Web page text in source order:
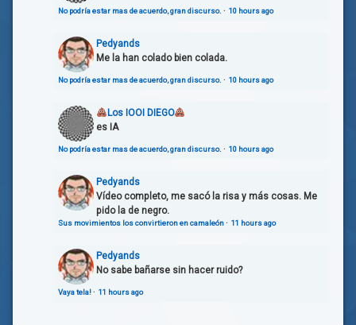
No podría estar mas de acuerdo, gran discurso. · 10 hours ago
Pedyands
Me la han colado bien colada.
No podría estar mas de acuerdo, gran discurso. · 10 hours ago
Los IOOI DIEGO
es IA
No podría estar mas de acuerdo, gran discurso. · 10 hours ago
Pedyands
Vídeo completo, me sacó la risa y más cosas. Me
pido la de negro.
Sus movimientos los convirtieron en camaleón· 11 hours ago
Pedyands
No sabe bañarse sin hacer ruido?
Vaya tela!· 11 hours ago